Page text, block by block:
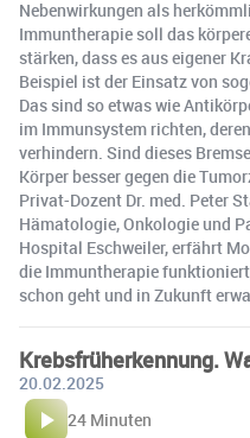
Nebenwirkungen als
Immuntherapie soll das
stärken, dass es aus eigener
Beispiel ist der Einsatz von
Das sind so etwas wie
im Immunsystem richten,
verhindern. Sind dieses
Körper besser gegen die
Privat-Dozent Dr. med. Peter
Hämatologie, Onkologie und
Hospital Eschweiler, erfährt
die Immuntherapie
schon geht und in Zukunft
Krebsfrüherkennung.
20.02.2025
24 Minuten